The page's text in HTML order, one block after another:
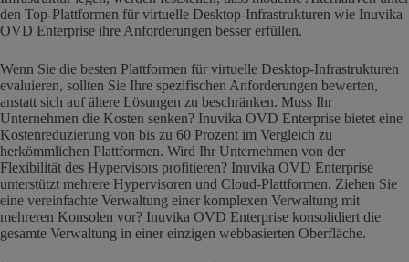
den Top-Plattformen für virtuelle Desktop-Infrastrukturen wie Inuvika
OVD Enterprise ihre Anforderungen besser erfüllen.
Wenn Sie die besten Plattformen für virtuelle Desktop-Infrastrukturen
evaluieren, sollten Sie Ihre spezifischen Anforderungen bewerten,
anstatt sich auf ältere Lösungen zu beschränken. Muss Ihr
Unternehmen die Kosten senken? Inuvika OVD Enterprise bietet eine
Kostenreduzierung von bis zu 60 Prozent im Vergleich zu
herkömmlichen Plattformen. Wird Ihr Unternehmen von der
Flexibilität des Hypervisors profitieren? Inuvika OVD Enterprise
unterstützt mehrere Hypervisoren und Cloud-Plattformen. Ziehen Sie
eine vereinfachte Verwaltung einer komplexen Verwaltung mit
mehreren Konsolen vor? Inuvika OVD Enterprise konsolidiert die
gesamte Verwaltung in einer einzigen webbasierten Oberfläche.